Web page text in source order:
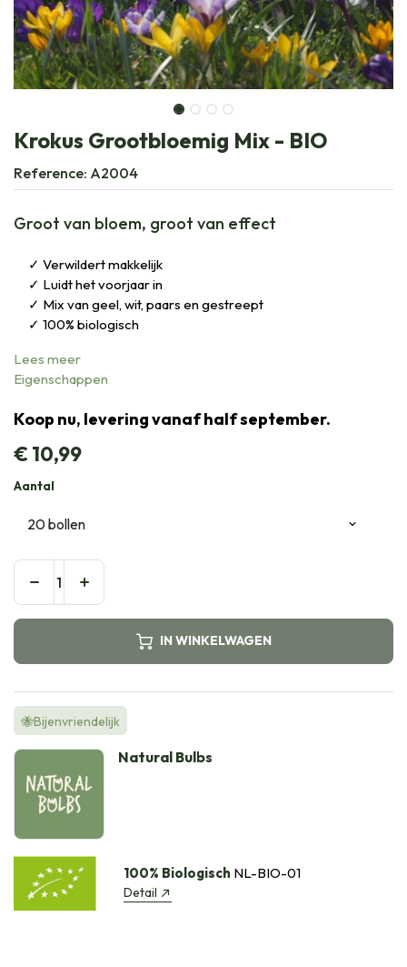
Krokus Grootbloemig Mix - BIO
Reference: A2004
Groot van bloem, groot van effect
Verwildert makkelijk
Luidt het voorjaar in
Mix van geel, wit, paars en gestreept
100% biologisch
Lees meer
Eigenschappen
Koop nu, levering vanaf half september.
€10,99
Aantal
IN WINKELWAGEN
🐝Bijenvriendelijk
Natural Bulbs
100% Biologisch NL-BIO-01
Detail